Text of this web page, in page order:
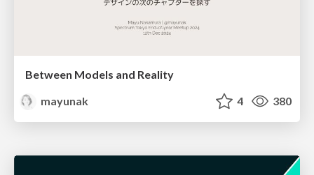
Between Models and Reality
mayunak
4 380